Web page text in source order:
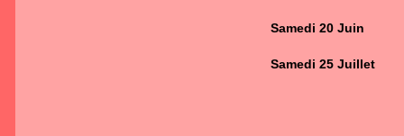
Samedi 20 Juin
Samedi 25 Juillet